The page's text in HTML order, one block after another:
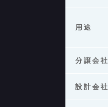
用途
分譲会社
設計会社